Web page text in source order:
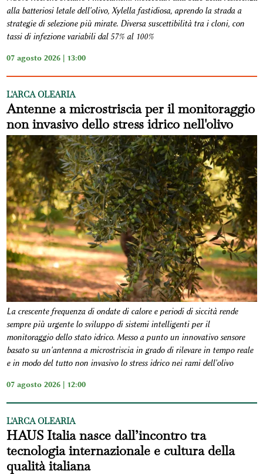
alla batteriosi letale dell'olivo, Xylella fastidiosa, aprendo la strada a
strategie di selezione più mirate. Diversa suscettibilità tra i cloni, con
tassi di infezione variabili dal 57% al 100%
07 agosto 2026 | 13:00
L'ARCA OLEARIA
Antenne a microstriscia per il monitoraggio
non invasivo dello stress idrico nell'olivo
La crescente frequenza di ondate di calore e periodi di siccità rende
sempre più urgente lo sviluppo di sistemi intelligenti per il
monitoraggio dello stato idrico. Messo a punto un innovativo sensore
basato su un'antenna a microstriscia in grado di rilevare in tempo reale
e in modo del tutto non invasivo lo stress idrico nei rami dell'olivo
07 agosto 2026 | 12:00
L'ARCA OLEARIA
HAUS Italia nasce dall’incontro tra
tecnologia internazionale e cultura della
qualità italiana